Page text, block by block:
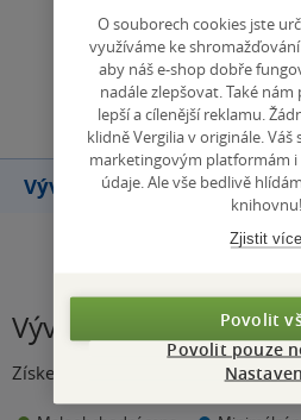
Zobrazit všechna
Přidat
Vývoj ceny
Vývoj ceny
Získejte přehled o vývoji ceny za
O souborech cookies jste
využíváme ke
aby náš e-shop dobře
nadále zlepšovat. Také
lepší a cílenější reklamu.
klidně Vergilia v originále.
marketingovým platformám i
údaje. Ale vše bedlivě
knihovnu!
Zjistit více
Povolit
Povolit pouze